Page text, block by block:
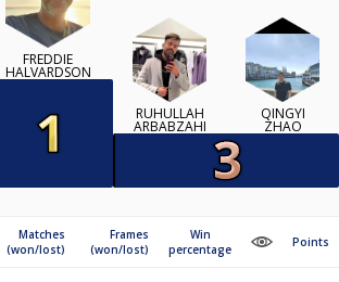
FREDDIE
HALVARDSON
RUHULLAH
ARBABZAHI
QINGYI
ZHAO
Matches
(won/lost)
Frames
(won/lost)
Win
percentage
Points